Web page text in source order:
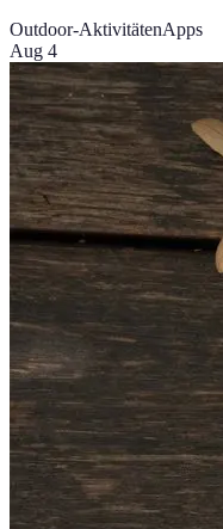
Outdoor-AktivitätenApps
Aug 4